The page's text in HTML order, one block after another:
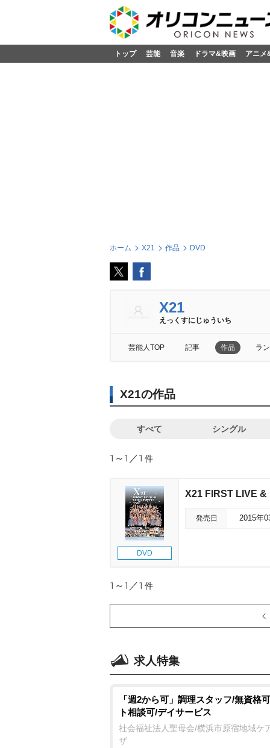
トップ 芸能 音楽 ドラマ&映画 アニメ
ホーム X21 作品 DVD
X21
えっくすにじゅういち
芸能人TOP 記事 作品 ラ
X21の作品
すべて シングル
1～1／1 件
DVD
X21 FIRST LIVE
発売日 2015年
1～1／1 件
求人特集
「週2から可」調理スタッフ/無資格
ト相談可/デイサービス
社会福祉法人聖母会/横浜市原宿地域ケ
ザ